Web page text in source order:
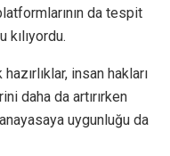
da tespit
kılıyordu.
insan hakları
daha da artırırken
uygunluğu da